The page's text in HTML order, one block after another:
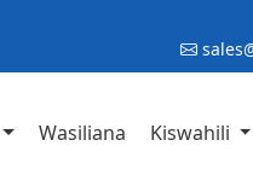
Wasiliana Kiswahili